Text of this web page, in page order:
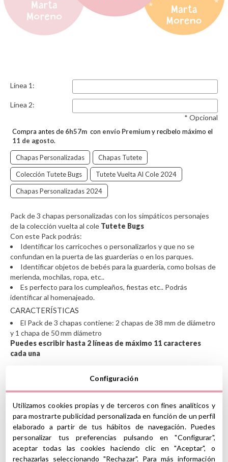
Línea 1:
Línea 2:
* Opcional
Compra antes de 6h57m con envío Premiumy recíbelo máximo el
11 de agosto.
Chapas Personalizadas Chapas Tutete
Colección Tutete Bugs Tutete Vuelta Al Cole 2024
Chapas Personalizadas 2024
Pack de 3 chapas personalizadas con los simpáticos personajes
de la colección vuelta al cole Tutete Bugs
Con este Pack podrás:
Identificar los carricoches o personalizarlos y que no se
confundan en la puerta de las guarderías o en los parques.
Identificar objetos de bebés para la guardería, como bolsas de
merienda, mochilas, ropa, etc..
Es perfecto para los cumpleaños, fiestas etc.. Podrás
identificar al homenajeado.
CARACTERÍSTICAS
El Pack de 3 chapas contiene: 2 chapas de 38 mm de diámetro
y 1 chapa de 50 mm diámetro
Puedes escribir hasta 2 líneas de máximo 11 caracteres
cada una
El nombre que elijas irá impreso en las 3 chapas del pack.
Ver información GPSR
Información sobre el fabricante y/o importador/distribuidor
dentro de la UE, que garantiza que el producto cumple con
los requisitos y regulaciones de acuerdo con la legislación
sobre Seguridad General de Productos (GPSR).
5 5
Configuración
Utilizamos cookies propias y de terceros con fines analíticos y
para mostrarte publicidad personalizada en función de un perfil
elaborado a partir de tus hábitos de navegación. Puedes
personalizar tus preferencias pulsando en "Configurar",
aceptar todas las cookies haciendo clic en "Aceptar", o
rechazarlas seleccionando "Rechazar". Para más información